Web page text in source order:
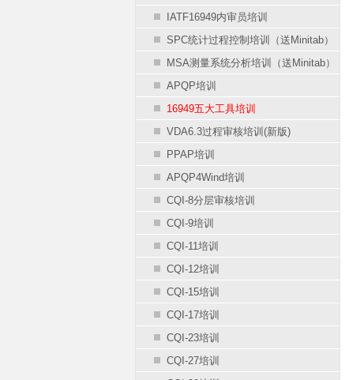
IATF16949内审员培训
SPC统计过程控制培训（送Minitab）
MSA测量系统分析培训（送Minitab）
APQP培训
16949五大工具培训
VDA6.3过程审核培训(新版)
PPAP培训
APQP4Wind培训
CQI-8分层审核培训
CQI-9培训
CQI-11培训
CQI-12培训
CQI-15培训
CQI-17培训
CQI-23培训
CQI-27培训